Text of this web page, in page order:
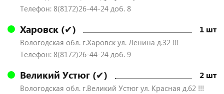
Телефон: 8(8172)26-44-24 доб. 8
Харовск (✔) 1 шт
Вологодская обл. г.Харовск ул. Ленина д.32 !!!
Телефон: 8(8172)26-44-24 доб. 9
Великий Устюг (✔) 2 шт
Вологодская обл. г.Великий Устюг ул. Красная д.62 !!!